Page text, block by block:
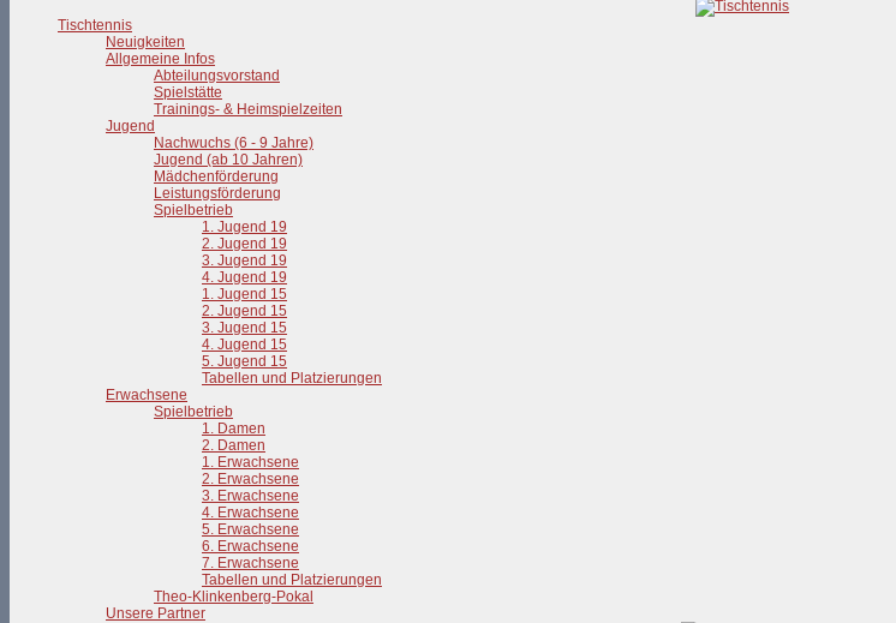
Tischtennis
Neuigkeiten
Allgemeine Infos
Abteilungsvorstand
Spielstätte
Trainings- & Heimspielzeiten
Jugend
Nachwuchs (6 - 9 Jahre)
Jugend (ab 10 Jahren)
Mädchenförderung
Leistungsförderung
Spielbetrieb
1. Jugend 19
2. Jugend 19
3. Jugend 19
4. Jugend 19
1. Jugend 15
2. Jugend 15
3. Jugend 15
4. Jugend 15
5. Jugend 15
Tabellen und Platzierungen
Erwachsene
Spielbetrieb
1. Damen
2. Damen
1. Erwachsene
2. Erwachsene
3. Erwachsene
4. Erwachsene
5. Erwachsene
6. Erwachsene
7. Erwachsene
Tabellen und Platzierungen
Theo-Klinkenberg-Pokal
Unsere Partner